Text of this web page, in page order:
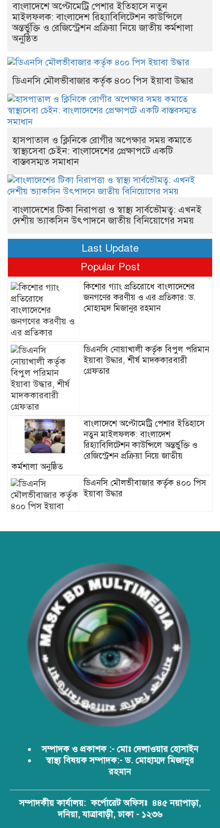
বাংলাদেশে অপ্টোমেট্রি পেশার ইতিহাসে নতুন
মাইলফলক: বাংলাদেশ রিহ্যাবিলিটেশন কাউন্সিলে
অন্তর্ভুক্তি ও রেজিস্ট্রেশন প্রক্রিয়া নিয়ে জাতীয় কর্মশালা
অনুষ্ঠিত
ডিএনসি মৌলভীবাজার কর্তৃক ৪০০ পিস ইয়াবা উদ্ধার
হাসপাতাল ও ক্লিনিকে রোগীর অপেক্ষার সময় কমাতে
স্বাস্থ্যসেবা চেইন: বাংলাদেশের প্রেক্ষাপটে একটি
বাস্তবসম্মত সমাধান
বাংলাদেশের টিকা নিরাপত্তা ও স্বাস্থ্য সার্বভৌমত্ব: এখনই
দেশীয় ভ্যাকসিন উৎপাদনে জাতীয় বিনিয়োগের সময়
Last Update
Popular Post
কিশোর গ্যাং প্রতিরোধে বাংলাদেশের
জনগণের করণীয় ও এর প্রতিকার: ড.
মোহাম্মদ মিজানুর রহমান
ডিএনসি নোয়াখালী কর্তৃক বিপুল পরিমান
ইয়াবা উদ্ধার, শীর্ষ মাদককারবারী
গ্রেফতার
বাংলাদেশে অপ্টোমেট্রি পেশার ইতিহাসে
নতুন মাইলফলক: বাংলাদেশ
রিহ্যাবিলিটেশন কাউন্সিলে অন্তর্ভুক্তি ও
রেজিস্ট্রেশন প্রক্রিয়া নিয়ে জাতীয়
কর্মশালা অনুষ্ঠিত
ডিএনসি মৌলভীবাজার কর্তৃক ৪০০ পিস
ইয়াবা উদ্ধার
হাসপাতাল ও ক্লিনিকে রোগীর অপেক্ষার
সমাধান
বাংলাদেশের টিকা নিরাপত্তা ও স্বাস্থ্য
সার্বভৌমত্ব: এখনই দেশীয় ভ্যাকসিন
উৎপাদনে জাতীয় বিনিয়োগের সময়
আবারো ডিএনসি নোয়াখালী কর্তৃক
বিপুল পরিমান ইয়াবা ও গাঁজা উদ্ধার
ইয়াবা উদ্ধার
সম্পাদক ও প্রকাশক :- মোঃ দেলাওয়ার হোসাইন
স্বাস্থ্য বিষয়ক সম্পাদক:- ড. মোহাম্মদ মিজানুর
রহমান
সম্পাদকীয় কার্যালয়: কর্পোরেট অফিসঃ ৪৪৫ নয়াপাড়া,
দনিয়া, যাত্রাবাড়ী, ঢাকা - ১২৩৬